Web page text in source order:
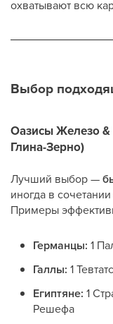
охватывают всю
Выбор
Оазисы Железо
Глина-Зерно)
Лучший выбор —
иногда в
Примеры
Германцы: 1
Галлы: 1
Египтяне: 1
Решефа